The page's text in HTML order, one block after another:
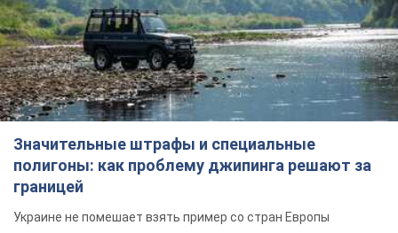
границей
Украине не помешает взять пример со стран Европы
12 часов назад 1,6 т.
В Прикарпатье после аномальной
жары прошел сильный ливень:
дороги превратились в реки. Видео
Непогода обрушилась на Ивано-Франковскую